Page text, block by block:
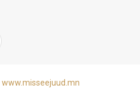
www.misseejuud.mn